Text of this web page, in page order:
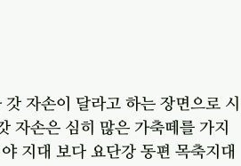
자손이 달라고 하는 장면으로 시
자손은 심히 많은 가축떼를 가지
지대 보다 요단강 동편 목축지대